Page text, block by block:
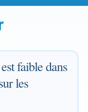
faible dans
les